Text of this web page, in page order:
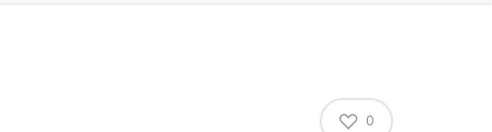
0